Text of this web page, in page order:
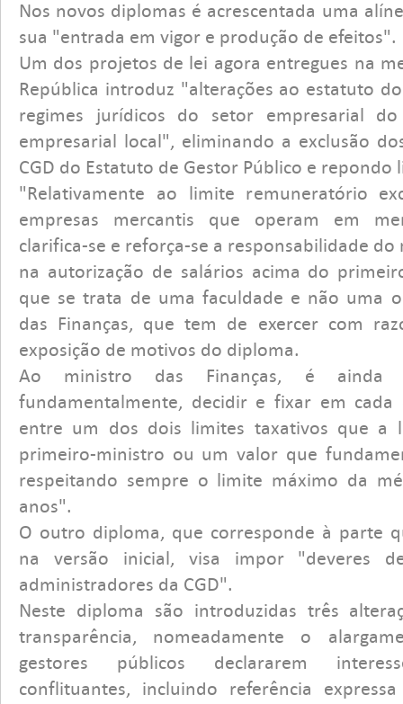
Nos novos diplomas é acrescentada uma
sua "entrada em vigor e produção de efeitos".
Um dos projetos de lei agora entregues na
República introduz "alterações ao estatuto
regimes jurídicos do setor empresarial
empresarial local", eliminando a exclusão
CGD do Estatuto de Gestor Público e repondo
"Relativamente ao limite remuneratório
empresas mercantis que operam em
clarifica-se e reforça-se a responsabilidade do
na autorização de salários acima do
que se trata de uma faculdade e não uma
das Finanças, que tem de exercer com
exposição de motivos do diploma.
Ao ministro das Finanças, é ainda
fundamentalmente, decidir e fixar em cada
entre um dos dois limites taxativos que a
primeiro-ministro ou um valor que
respeitando sempre o limite máximo da
anos".
O outro diploma, que corresponde à parte
na versão inicial, visa impor "deveres
administradores da CGD".
Neste diploma são introduzidas três
transparência, nomeadamente o
gestores públicos declararem
conflituantes, incluindo referência